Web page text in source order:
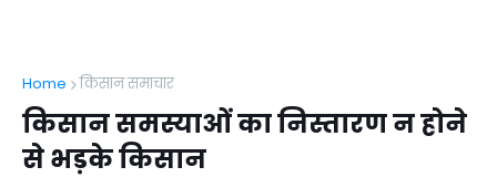
Home किसान समाचार
किसान समस्याओं का निस्तारण न होने
से भड़के किसान